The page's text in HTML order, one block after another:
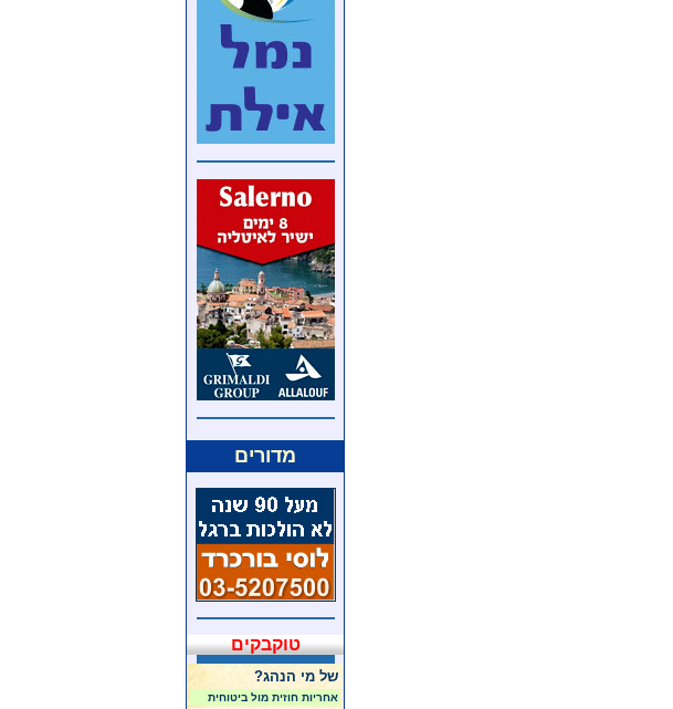
מדורים
טוקבקים
של מי הנהג?
אחריות חוזית מול ביטוחית